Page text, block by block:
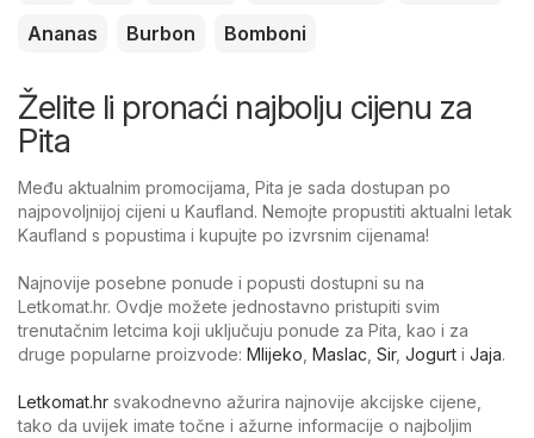
Ananas
Burbon Bomboni
Želite li pronaći najbolju cijenu za
Pita
Među aktualnim promocijama, Pita je sada dostupan po
najpovoljnijoj cijeni u Kaufland. Nemojte propustiti aktualni letak
Kaufland s popustima i kupujte po izvrsnim cijenama!
Najnovije posebne ponude i popusti dostupni su na
Letkomat.hr. Ovdje možete jednostavno pristupiti svim
trenutačnim letcima koji uključuju ponude za Pita, kao i za
druge popularne proizvode: Mlijeko Maslac Sir, Jogurt i Jaja.
Letkomat.hr svakodnevno ažurira najnovije akcijske cijene,
tako da uvijek imate točne i ažurne informacije o najboljim